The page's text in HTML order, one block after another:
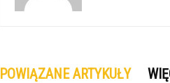
POWIĄZANE ARTYKUŁY